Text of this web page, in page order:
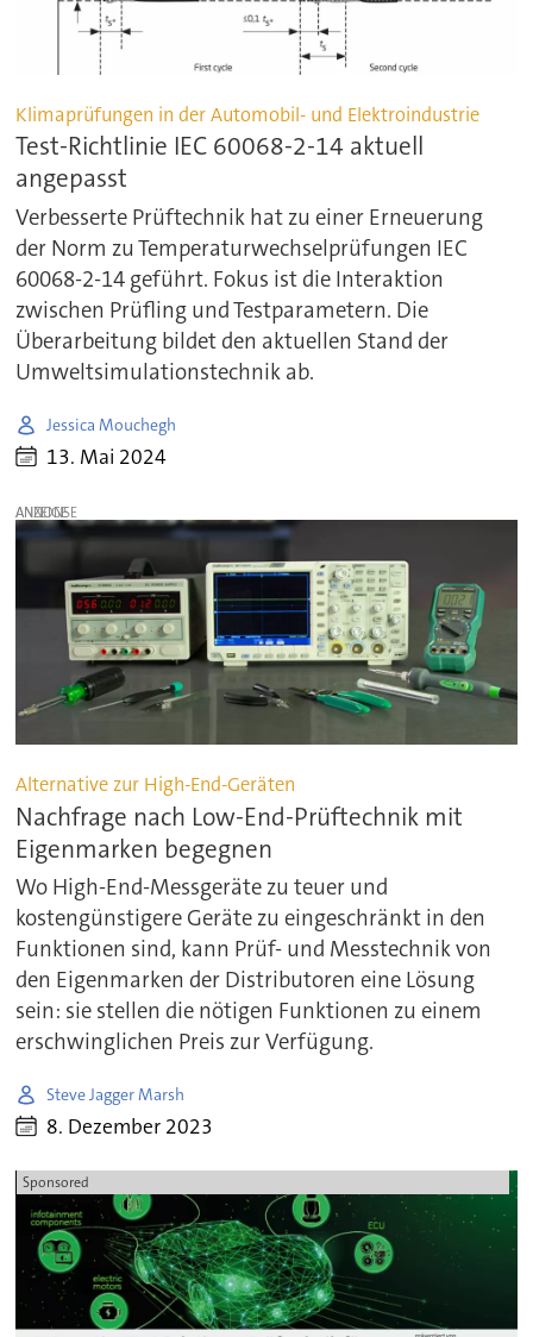
Klimaprüfungen in der Automobil- und Elektroindustrie
Test-Richtlinie IEC 60068-2-14 aktuell
angepasst
Verbesserte Prüftechnik hat zu einer Erneuerung
der Norm zu Temperaturwechselprüfungen IEC
60068-2-14 geführt. Fokus ist die Interaktion
zwischen Prüfling und Testparametern. Die
Überarbeitung bildet den aktuellen Stand der
Umweltsimulationstechnik ab.
Jessica Mouchegh
13. Mai 2024
ANZEIGE
Alternative zur High-End-Geräten
Nachfrage nach Low-End-Prüftechnik mit
Eigenmarken begegnen
Wo High-End-Messgeräte zu teuer und
kostengünstigere Geräte zu eingeschränkt in den
Funktionen sind, kann Prüf- und Messtechnik von
den Eigenmarken der Distributoren eine Lösung
sein: sie stellen die nötigen Funktionen zu einem
erschwinglichen Preis zur Verfügung.
Steve Jagger Marsh
8. Dezember 2023
Sponsored